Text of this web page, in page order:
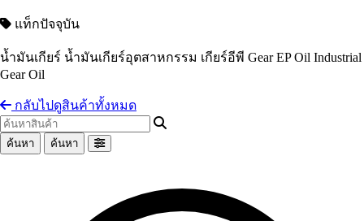
อื่นๆ Others
แท็กปัจจุบัน
น้ำมันเกียร์ น้ำมันเกียร์อุตสาหกรรม เกียร์อีพี Gear EP Oil Industrial
Gear Oil
กลับไปดูสินค้าทั้งหมด
ค้นหา ค้นหา